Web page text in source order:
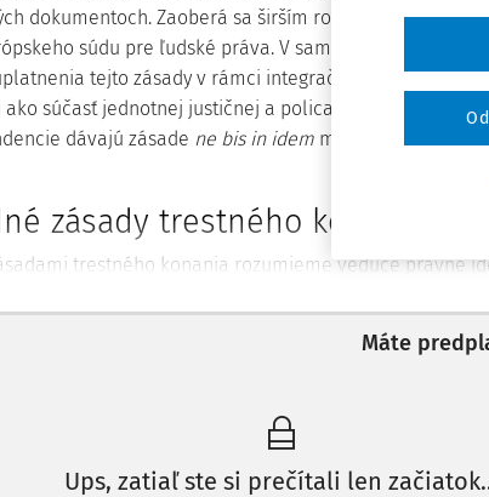
dokumentoch. Zaoberá sa širším rozsahom výkladu
súdu pre ľudské práva. V samostatnej časti
tejto zásady v rámci integračných procesov
ako súčasť jednotnej justičnej a policajnej politiky
dávajú zásade ne bis in idem medzinárodnú
zásady trestného konania
trestného konania rozumieme vedúce právne
a štádií. Bez pochopenia významu a zásad
v praxi. Základné zásady odzrkadľujú stupeň
dosiahol na úseku trestného procesu.
Máte
Ups, zatiaľ ste si prečítali len